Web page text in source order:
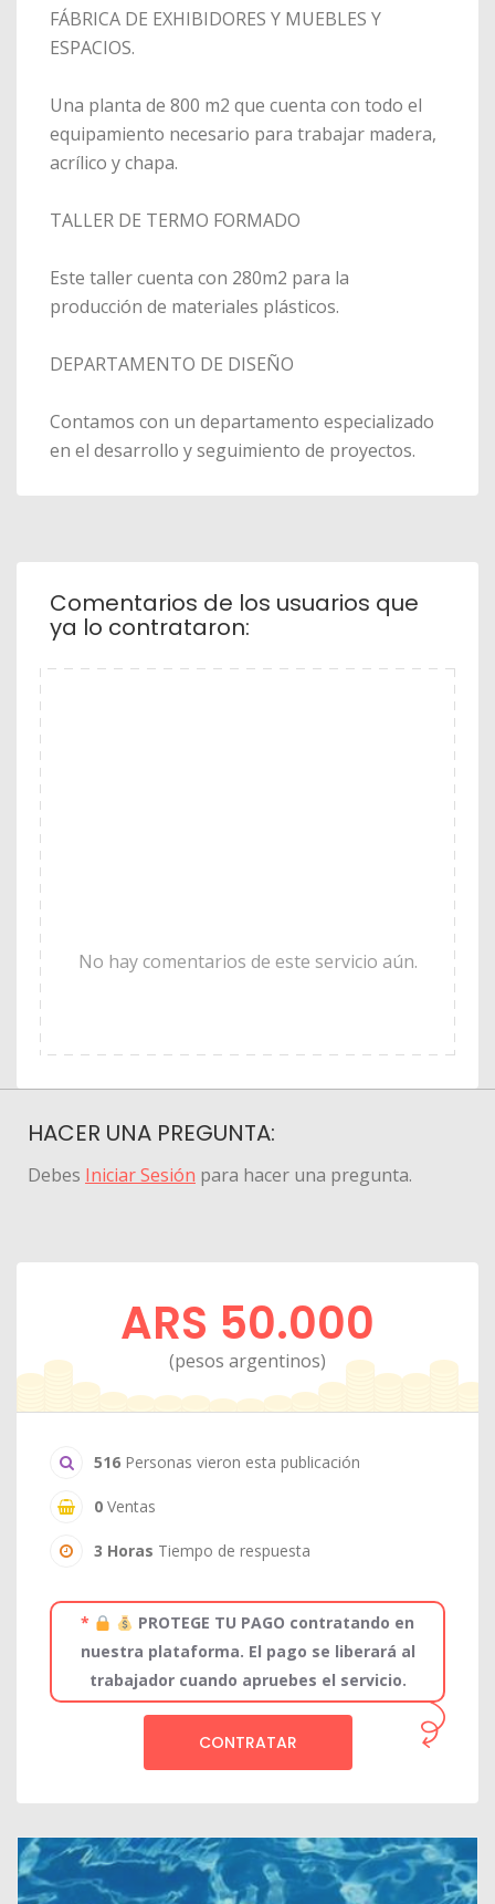
FÁBRICA DE EXHIBIDORES Y MUEBLES Y
ESPACIOS.
Una planta de 800 m2 que cuenta con todo el
equipamiento necesario para trabajar madera,
acrílico y chapa.
TALLER DE TERMO FORMADO
Este taller cuenta con 280m2 para la
producción de materiales plásticos.
DEPARTAMENTO DE DISEÑO
Contamos con un departamento especializado
en el desarrollo y seguimiento de proyectos.
Comentarios de los usuarios que
ya lo contrataron:
No hay comentarios de este servicio aún.
HACER UNA PREGUNTA:
Debes Iniciar Sesión para hacer una pregunta.
ARS 50.000
(pesos argentinos)
516 Personas vieron esta publicación
0 Ventas
3 Horas Tiempo de respuesta
*
PROTEGE TU PAGO contratando en
nuestra plataforma. El pago se liberará al
trabajador cuando apruebes el servicio.
CONTRATAR